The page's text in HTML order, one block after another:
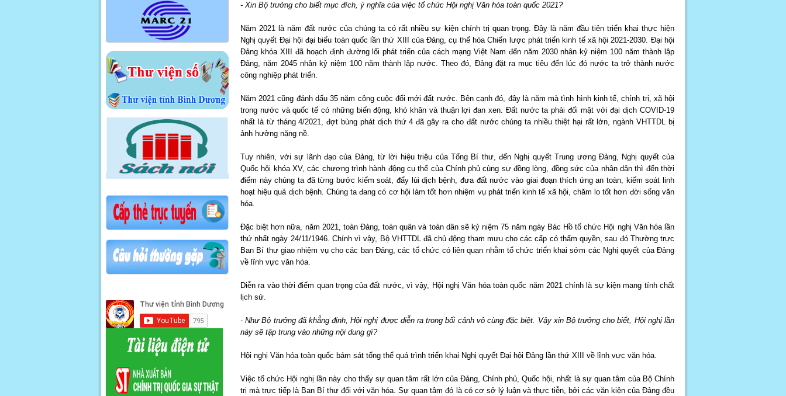
- Xin Bộ trưởng cho biết mục đích, ý nghĩa của việc tổ chức Hội nghị Văn hóa toàn quốc 2021?
Năm 2021 là năm đất nước của chúng ta có rất nhiều sự kiện chính trị quan trọng. Đây là năm đầu tiên triển khai thực hiện
Nghị quyết Đại hội đại biểu toàn quốc lần thứ XIII của Đảng, cụ thể hóa Chiến lược phát triển kinh tế xã hội 2021-2030. Đại hội
Đảng khóa XIII đã hoạch định đường lối phát triển của cách mạng Việt Nam đến năm 2030 nhân kỷ niệm 100 năm thành lập
Đảng, năm 2045 nhân kỷ niệm 100 năm thành lập nước. Theo đó, Đảng đặt ra mục tiêu đến lúc đó nước ta trở thành nước
công nghiệp phát triển.
Năm 2021 cũng đánh dấu 35 năm công cuộc đổi mới đất nước. Bên cạnh đó, đây là năm mà tình hình kinh tế, chính trị, xã hội
trong nước và quốc tế có những biến động, khó khăn và thuận lợi đan xen. Đất nước ta phải đối mặt với đại dịch COVID-19
nhất là từ tháng 4/2021, đợt bùng phát dịch thứ 4 đã gây ra cho đất nước chúng ta nhiều thiệt hại rất lớn, ngành VHTTDL bị
ảnh hưởng nặng nề.
Tuy nhiên, với sự lãnh đạo của Đảng, từ lời hiệu triệu của Tổng Bí thư, đến Nghị quyết Trung ương Đảng, Nghị quyết của
Quốc hội khóa XV, các chương trình hành động cụ thể của Chính phủ cùng sự đồng lòng, đồng sức của nhân dân thì đến thời
điểm này chúng ta đã từng bước kiểm soát, đẩy lùi dịch bệnh, đưa đất nước vào giai đoạn thích ứng an toàn, kiểm soát linh
hoạt hiệu quả dịch bệnh. Chúng ta đang có cơ hội làm tốt hơn nhiệm vụ phát triển kinh tế xã hội, chăm lo tốt hơn đời sống văn
hóa.
Đặc biệt hơn nữa, năm 2021, toàn Đảng, toàn quân và toàn dân sẽ kỷ niệm 75 năm ngày Bác Hồ tổ chức Hội nghị Văn hóa lần
thứ nhất ngày 24/11/1946. Chính vì vậy, Bộ VHTTDL đã chủ động tham mưu cho các cấp có thẩm quyền, sau đó Thường trực
Ban Bí thư giao nhiệm vụ cho các ban Đảng, các tổ chức có liên quan nhằm tổ chức triển khai sớm các Nghị quyết của Đảng
về lĩnh vực văn hóa.
Diễn ra vào thời điểm quan trọng của đất nước, vì vậy, Hội nghị Văn hóa toàn quốc năm 2021 chính là sự kiện mang tính chất
lịch sử.
- Như Bộ trưởng đã khẳng định, Hội nghị được diễn ra trong bối cảnh vô cùng đặc biệt. Vậy xin Bộ trưởng cho biết, Hội nghị lần
này sẽ tập trung vào những nội dung gì?
Hội nghị Văn hóa toàn quốc bám sát tổng thể quá trình triển khai Nghị quyết Đại hội Đảng lần thứ XIII về lĩnh vực văn hóa.
Việc tổ chức Hội nghị lần này cho thấy sự quan tâm rất lớn của Đảng, Chính phủ, Quốc hội, nhất là sự quan tâm của Bộ Chính
trị mà trực tiếp là Ban Bí thư đối với văn hóa. Sự quan tâm đó là có cơ sở lý luận và thực tiễn, bởi các văn kiện của Đảng đều